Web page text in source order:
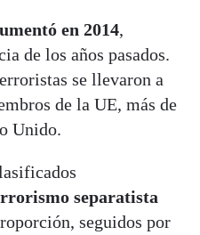
en 2014,
de los años pasados.
se llevaron a
de la UE, más de
Unido.
separatista
seguidos por